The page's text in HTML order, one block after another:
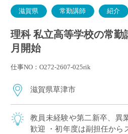
滋賀県 常勤講師 紹介
理科 私立高等学校の常勤
月開始
仕事NO：O272-2607-025rik
滋賀県草津市
教員未経験や第二新卒、異
歓迎 ・初年度は副担任から